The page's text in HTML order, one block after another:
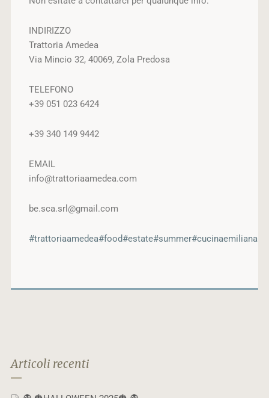
INDIRIZZO
Trattoria Amedea
Via Mincio 32, 40069, Zola Predosa
TELEFONO
+39 051 023 6424
+39 340 149 9442
EMAIL
info@trattoriaamedea.com
be.sca.srl@gmail.com
#trattoriaamedea#food#estate#summer#cucinaemiliana
Articoli recenti